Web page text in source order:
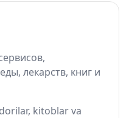
лекарств, книг и
kitoblar va